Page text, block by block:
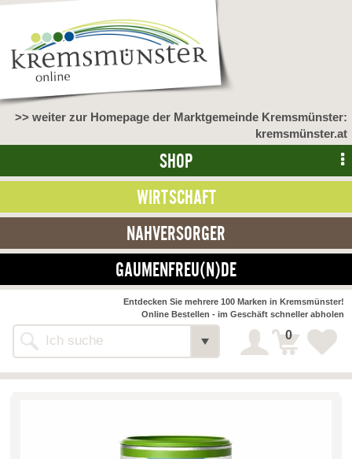
>> weiter zur Homepage der Marktgemeinde Kremsmünster:
kremsmünster.at
SHOP
WIRTSCHAFT
NAHVERSORGER
GAUMENFREU(N)DE
Alle Webseiten
Entdecken Sie mehrere 100 Marken in Kremsmünster!
Online Bestellen - im Geschäft schneller abholen
0
NAHVERSORGER
>> Bauernmarkt << Detail
Bäckerei-Konditorei-Café
Fleischerei Hüthmayr Detail